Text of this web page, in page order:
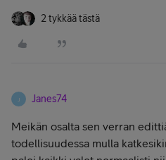
2 tykkää tästä
J Janes74
Meikän osalta sen verran
todellisuudessa mulla